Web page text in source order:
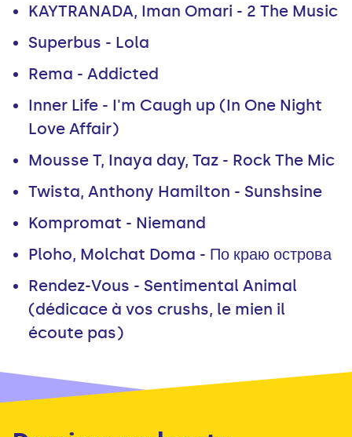
KAYTRANADA, Iman Omari - 2 The Music
Superbus - Lola
Rema - Addicted
Inner Life - I'm Caugh up (In One Night
Love Affair)
Mousse T, Inaya day, Taz - Rock The Mic
Twista, Anthony Hamilton - Sunshsine
Kompromat - Niemand
Ploho, Molchat Doma - По краю острова
Rendez-Vous - Sentimental Animal
(dédicace à vos crushs, le mien il
écoute pas)